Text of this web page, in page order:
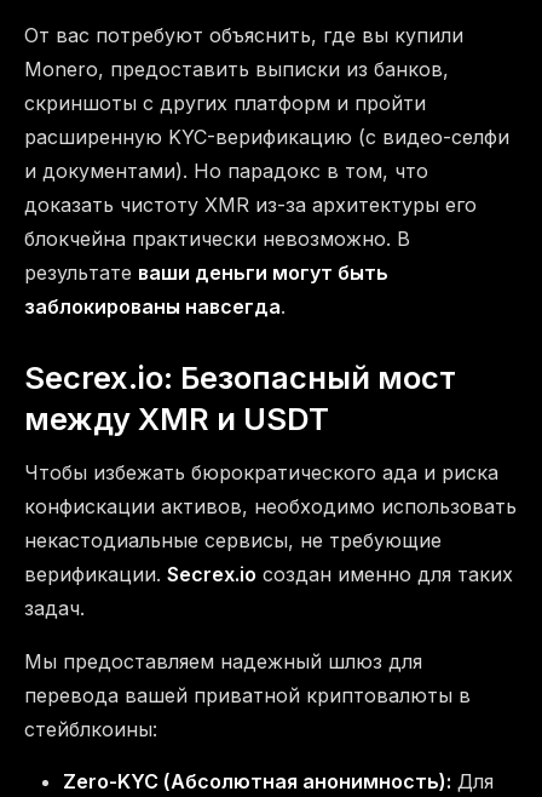
От вас потребуют объяснить, где вы купили
Monero, предоставить выписки из банков,
скриншоты с других платформ и пройти
расширенную KYC-верификацию (с видео-селфи
и документами). Но парадокс в том, что
доказать чистоту XMR из-за архитектуры его
блокчейна практически невозможно. В
результате ваши деньги могут быть
заблокированы навсегда.
Secrex.io: Безопасный мост
между XMR и USDT
Чтобы избежать бюрократического ада и риска
конфискации активов, необходимо использовать
некастодиальные сервисы, не требующие
верификации. Secrex.io создан именно для таких
задач.
Мы предоставляем надежный шлюз для
перевода вашей приватной криптовалюты в
стейблкоины:
Zero-KYC (Абсолютная анонимность): Для